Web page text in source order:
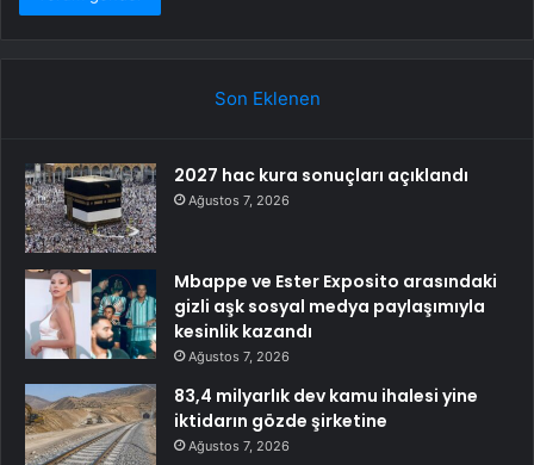
Son Eklenen
2027 hac kura sonuçları açıklandı
Ağustos 7, 2026
Mbappe ve Ester Exposito arasındaki
gizli aşk sosyal medya paylaşımıyla
kesinlik kazandı
Ağustos 7, 2026
83,4 milyarlık dev kamu ihalesi yine
iktidarın gözde şirketine
Ağustos 7, 2026